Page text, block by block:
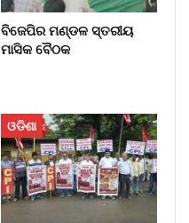
ବିଜେପିର ମଣ୍ଡଳ ସ୍ତରୀୟ
ମାସିକ ବୈଠକ
ଓଡିଶା